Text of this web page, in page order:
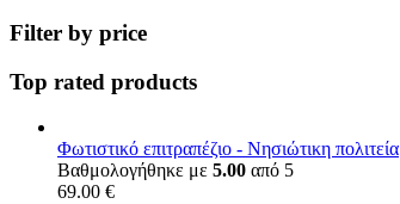
Filter by price
Top rated products
Φωτιστικό επιτραπέζιο - Νησιώτικη πολιτεία
Βαθμολογήθηκε με 5.00 από 5
69.00 €